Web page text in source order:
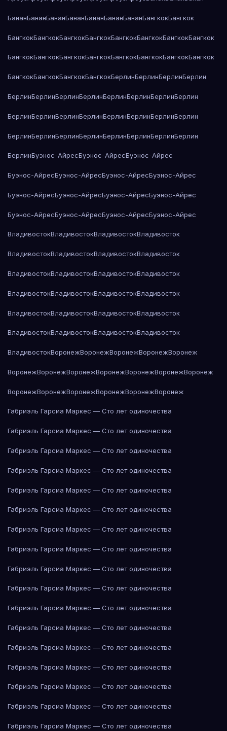
БананБананБананБананБананБананБананБангкокБангкок
БангкокБангкокБангкокБангкокБангкокБангкокБангкокБангкок
БангкокБангкокБангкокБангкокБангкокБангкокБангкокБангкок
БангкокБангкокБангкокБангкокБерлинБерлинБерлинБерлин
БерлинБерлинБерлинБерлинБерлинБерлинБерлинБерлин
БерлинБерлинБерлинБерлинБерлинБерлинБерлинБерлин
БерлинБерлинБерлинБерлинБерлинБерлинБерлинБерлин
БерлинБуэнос-АйресБуэнос-АйресБуэнос-Айрес
Буэнос-АйресБуэнос-АйресБуэнос-АйресБуэнос-Айрес
Буэнос-АйресБуэнос-АйресБуэнос-АйресБуэнос-Айрес
Буэнос-АйресБуэнос-АйресБуэнос-АйресБуэнос-Айрес
ВладивостокВладивостокВладивостокВладивосток
ВладивостокВладивостокВладивостокВладивосток
ВладивостокВладивостокВладивостокВладивосток
ВладивостокВладивостокВладивостокВладивосток
ВладивостокВладивостокВладивостокВладивосток
ВладивостокВладивостокВладивостокВладивосток
ВладивостокВоронежВоронежВоронежВоронежВоронеж
ВоронежВоронежВоронежВоронежВоронежВоронежВоронеж
ВоронежВоронежВоронежВоронежВоронежВоронеж
Габриэль Гарсиа Маркес — Сто лет одиночества
Габриэль Гарсиа Маркес — Сто лет одиночества
Габриэль Гарсиа Маркес — Сто лет одиночества
Габриэль Гарсиа Маркес — Сто лет одиночества
Габриэль Гарсиа Маркес — Сто лет одиночества
Габриэль Гарсиа Маркес — Сто лет одиночества
Габриэль Гарсиа Маркес — Сто лет одиночества
Габриэль Гарсиа Маркес — Сто лет одиночества
Габриэль Гарсиа Маркес — Сто лет одиночества
Габриэль Гарсиа Маркес — Сто лет одиночества
Габриэль Гарсиа Маркес — Сто лет одиночества
Габриэль Гарсиа Маркес — Сто лет одиночества
Габриэль Гарсиа Маркес — Сто лет одиночества
Габриэль Гарсиа Маркес — Сто лет одиночества
Габриэль Гарсиа Маркес — Сто лет одиночества
Габриэль Гарсиа Маркес — Сто лет одиночества
Габриэль Гарсиа Маркес — Сто лет одиночества